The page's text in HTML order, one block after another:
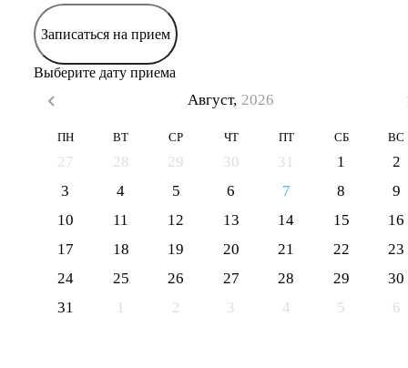
Записаться на прием
Выберите дату приема
Август, 2026
ПН ВТ СР ЧТ ПТ СБ ВС
27 28 29 30 31 1
2
3
4 5 6 7 8
9
10
11 12 13 14 15
16
17
18 19 20 21 22
23
24
25 26 27 28 29
30
31
1 2 3 4 5 6